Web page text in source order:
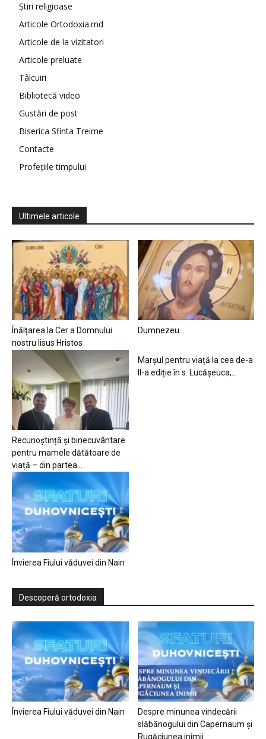
Știri religioase
Articole Ortodoxia.md
Articole de la vizitatori
Articole preluate
Tâlcuiri
Bibliotecă video
Gustări de post
Biserica Sfinta Treime
Contacte
Profețiile timpului
Ultimele articole
Înălțarea la Cer a Domnului
nostru Iisus Hristos
Dumnezeu…
Recunoștință și binecuvântare
pentru mamele dătătoare de
viață – din partea...
Marșul pentru viață la cea de-a
II-a ediție în s. Lucășeuca,...
Învierea Fiului văduvei din Nain
Descoperă ortodoxia
Învierea Fiului văduvei din Nain
Despre minunea vindecării
slăbănogului din Capernaum și
Rugăciunea inimii